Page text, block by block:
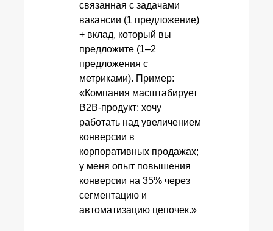
связанная с задачами
вакансии (1 предложение)
+ вклад, который вы
предложите (1–2
предложения с
метриками). Пример:
«Компания масштабирует
B2B‑продукт; хочу
работать над увеличением
конверсии в
корпоративных продажах;
у меня опыт повышения
конверсии на 35% через
сегментацию и
автоматизацию цепочек.»